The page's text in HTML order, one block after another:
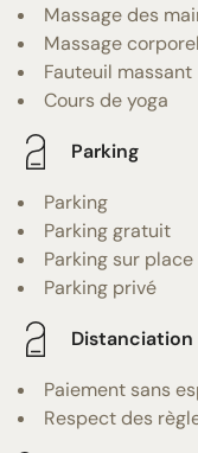
Massage des
Massage corporel
Fauteuil massant
Cours de yoga
Parking
Parking
Parking gratuit
Parking sur place
Parking privé
Distanciation
Paiement sans
Respect des